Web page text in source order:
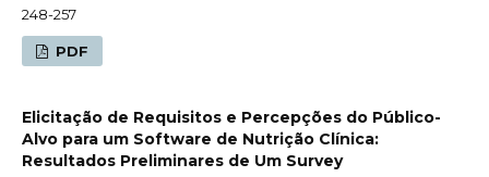
248-257
PDF
Elicitação de Requisitos e Percepções do Público-
Alvo para um Software de Nutrição Clínica:
Resultados Preliminares de Um Survey